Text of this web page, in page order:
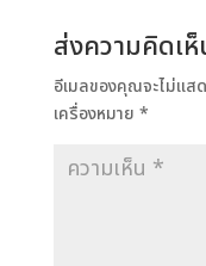
ส่งความคิดเห็
อีเมลของคุณจะไม่แส
เครื่องหมาย *